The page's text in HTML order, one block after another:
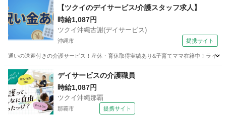
【ツクイのデイサービス/介護スタッフ求人】
時給1,087円
ツクイ沖縄古謝(デイサービス)
沖縄市 提携サイト
通いの送迎付きの介護サービス！産休・育休取得実績あり&子育てママ在籍中！ラ
沖縄 沖縄市 介護
デイサービスの介護職員
時給1,087円
ツクイ沖縄那覇
那覇市 提携サイト